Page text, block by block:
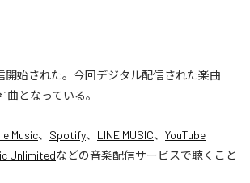
開始された。今回デジタル配信された楽曲
曲となっている。
Music、 Spotify、 LINE MUSIC、 YouTube
Unlimitedなどの音楽配信サービスで聴くこと